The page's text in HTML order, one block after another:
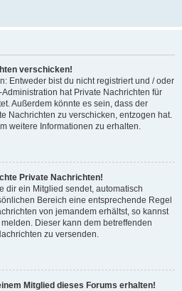
verschicken!
Entweder bist du nicht registriert und / oder
hat Private Nachrichten für
Außerdem könnte es sein, dass der
Nachrichten zu verschicken, entzogen hat.
weitere Informationen zu erhalten.
Private Nachrichten!
dir ein Mitglied sendet, automatisch
Bereich eine entsprechende Regel
von jemandem erhältst, so kannst
Dieser kann dem betreffenden
zu versenden.
Mitglied dieses Forums erhalten!